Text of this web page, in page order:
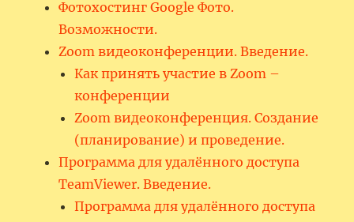
Фотохостинг Google Фото.
Возможности.
Zoom видеоконференции. Введение.
Как принять участие в Zoom –
конференции
Zoom видеоконференция. Создание
(планирование) и проведение.
Программа для удалённого доступа
TeamViewer. Введение.
Программа для удалённого доступа